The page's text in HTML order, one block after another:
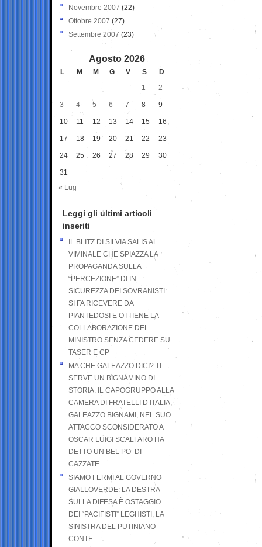
Novembre 2007 (22)
Ottobre 2007 (27)
Settembre 2007 (23)
Agosto 2026
L M M G V S
D
1
2
3 4 5 6 7 8 9
10 11 12 13 14 15 16
17 18 19 20 21 22 23
24 25 26 27 28 29 30
31
« Lug
Leggi gli ultimi articoli
inseriti
IL BLITZ DI SILVIA SALIS AL
VIMINALE CHE SPIAZZA LA
PROPAGANDA SULLA
“PERCEZIONE” DI IN-
SICUREZZA DEI SOVRANISTI:
SI FA RICEVERE DA
PIANTEDOSI E OTTIENE LA
COLLABORAZIONE DEL
MINISTRO SENZA CEDERE SU
TASER E CP
MA CHE GALEAZZO DICI? TI
SERVE UN BIGNAMINO DI
STORIA. IL CAPOGRUPPO ALLA
CAMERA DI FRATELLI D’ITALIA,
GALEAZZO BIGNAMI, NEL SUO
ATTACCO SCONSIDERATO A
OSCAR LUIGI SCALFARO HA
DETTO UN BEL PO’ DI
CAZZATE
SIAMO FERMI AL GOVERNO
GIALLOVERDE: LA DESTRA
SULLA DIFESA È OSTAGGIO
DEI “PACIFISTI” LEGHISTI, LA
SINISTRA DEL PUTINIANO
CONTE